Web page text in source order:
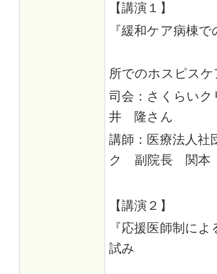
【講演１】
『緩和ケア病棟
所でのホスピスケ
司会：さくらい
井 隆さん
講師：医療法人
ク 副院長 関本
【講演２】
『応援医師制に
試み